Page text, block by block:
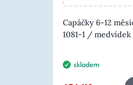
Capáčky 6-12
1081-1 / medvídek
skladem